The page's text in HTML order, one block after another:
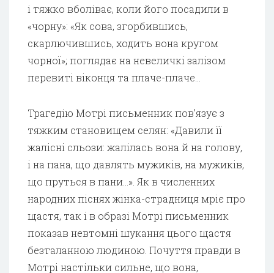
і тяжко вболіває, коли його посадили в
«чорну»: «Як сова, згорбившись,
скарлючившись, ходить вона кругом
чорної»; поглядає на невеличкі залізом
перевиті віконця та плаче-плаче…
Трагедію Мотрі письменник пов’язує з
тяжким становищем селян: «Давили її
жалісні сльози: жалілась вона й на голову,
і на пана, що давлять мужиків, на мужиків,
що пруться в пани…». Як в численних
народних піснях жінка-страдниця мріє про
щастя, так і в образі Мотрі письменник
показав невтомні шукання цього щастя
безталанною людиною. Почуття правди в
Мотрі настільки сильне, що вона,